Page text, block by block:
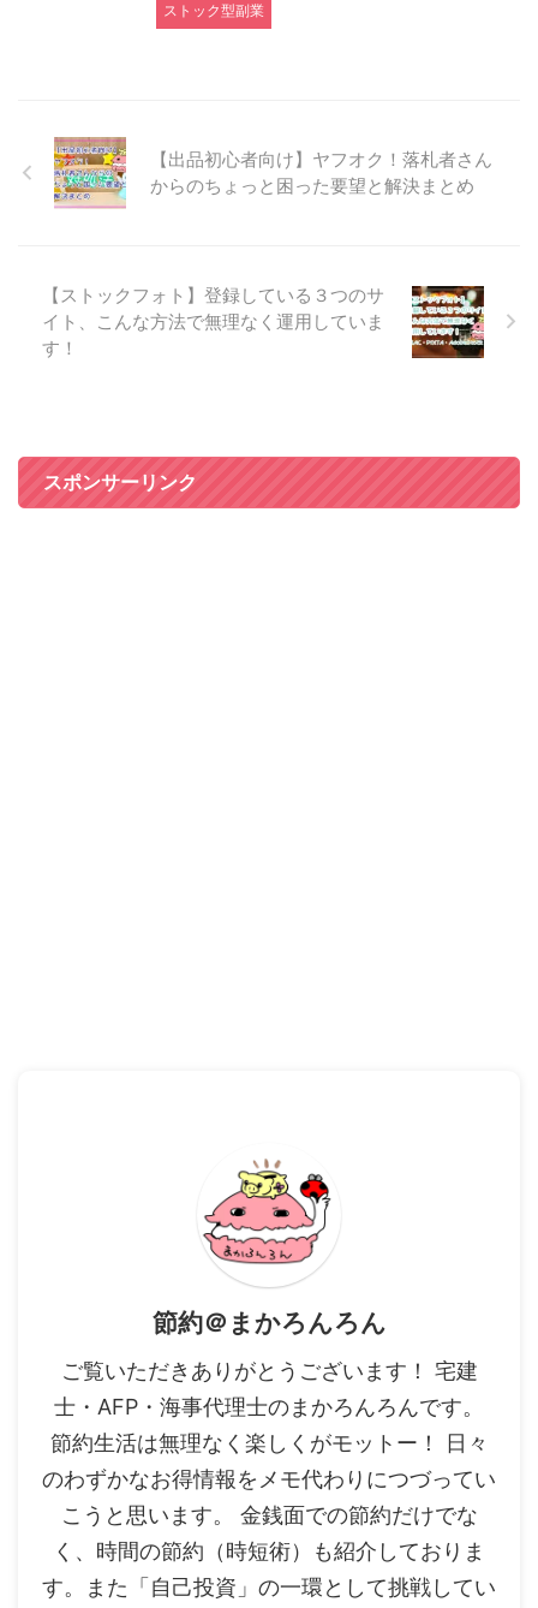
ストック型副業
【出品初心者向け】ヤフオク！落札者さん
からのちょっと困った要望と解決まとめ
【ストックフォト】登録している３つのサ
イト、こんな方法で無理なく運用していま
す！
スポンサーリンク
節約＠まかろんろん
ご覧いただきありがとうございます！ 宅建
士・AFP・海事代理士のまかろんろんです。
節約生活は無理なく楽しくがモットー！ 日々
のわずかなお得情報をメモ代わりにつづってい
こうと思います。 金銭面での節約だけでな
く、時間の節約（時短術）も紹介しておりま
す。また「自己投資」の一環として挑戦してい